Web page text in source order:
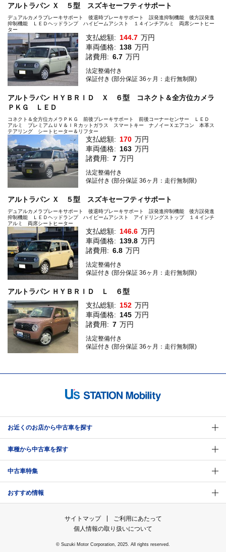
アルトラパン Ｘ ５型 スズキセーフティサポート
デュアルカメラブレーキサポート 後退時ブレーキサポート 誤発進抑制機能 後方誤発進
抑制機能 ＬＥＤヘッドランプ ハイビームアシスト １４インチアルミ 両席シートヒー
ター
支払総額: 144.7 万円
車両価格: 138 万円
諸費用: 6.7 万円
法定整備付き
保証付き (部分保証 36ヶ月：走行無制限)
アルトラパン ＨＹＢＲＩＤ Ｘ ６型 コネクト＆全方位カメラ
ＰＫＧ ＬＥＤ
コネクト＆全方位カメラＰＫＧ 前後ブレーキサポート 前後コーナーセンサー ＬＥＤ
アルミ プレミアムＵＶ＆ＩＲカットガラス スマートキー ナノイーＸエアコン 本革ス
テアリング シートヒーター＆リフター
支払総額: 170 万円
車両価格: 163 万円
諸費用: 7 万円
法定整備付き
保証付き (部分保証 36ヶ月：走行無制限)
アルトラパン Ｘ ５型 スズキセーフティサポート
デュアルカメラブレーキサポート 後退時ブレーキサポート 誤発進抑制機能 後方誤発進
抑制機能 ＬＥＤヘッドランプ ハイビームアシスト アイドリングストップ １４インチ
アルミ 両席シートヒーター
支払総額: 146.6 万円
車両価格: 139.8 万円
諸費用: 6.8 万円
法定整備付き
保証付き (部分保証 36ヶ月：走行無制限)
アルトラパン ＨＹＢＲＩＤ Ｌ ６型
支払総額: 152 万円
車両価格: 145 万円
諸費用: 7 万円
法定整備付き
保証付き (部分保証 36ヶ月：走行無制限)
お近くのお店から中古車を探す
車種から中古車を探す
中古車特集
おすすめ情報
サイトマップ
ご利用にあたって
個人情報の取り扱いについて
© Suzuki Motor Corporation, 2025. All rights reserved.